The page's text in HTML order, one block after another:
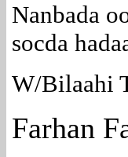
Nanbada
socda
W/Bilaahi
Farhan